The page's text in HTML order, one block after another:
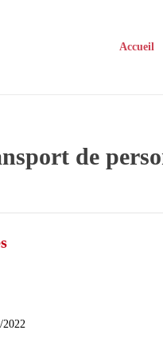
Accueil
de
2022